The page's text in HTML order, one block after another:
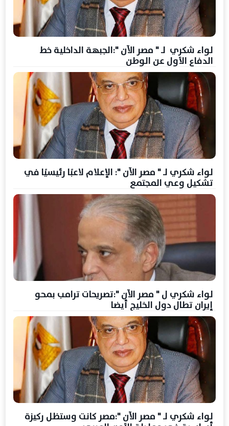
لواء شكري لـ " مصر الآن ":الجبهة الداخلية خط
الدفاع الأول عن الوطن
لواء شكري لـ " مصر الآن ": الإعلام لاعبًا رئيسيًا في
تشكيل وعي المجتمع
لواء شكري ل " مصر الآن ":تصريحات ترامب بمحو
إيران تطال دول الخليج أيضا
لواء شكري لـ " مصر الآن ":مصر كانت وستظل ركيزة